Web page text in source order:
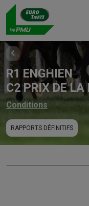
R1 ENGHIEN
C2 PRIX DE LA
Conditions
RAPPORTS DÉFINITIFS